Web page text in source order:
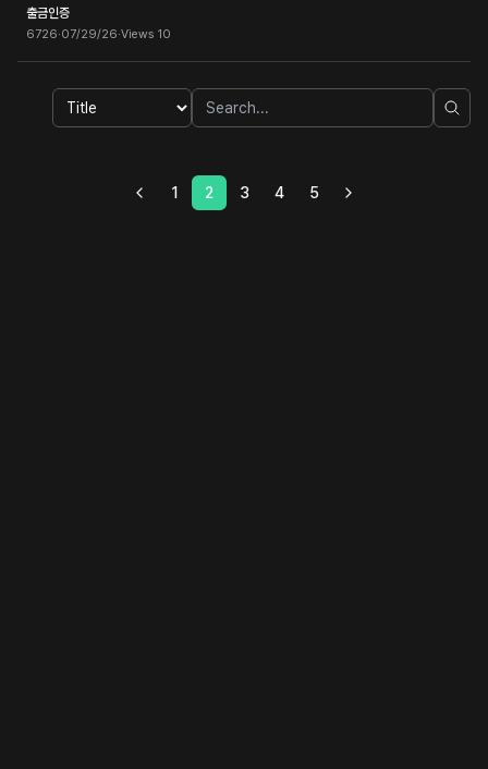
출금인증
6726·07/29/26·Views 10
Prev
1 2 3 4 5
Next